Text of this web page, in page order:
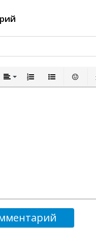
Выравнивание
Нумерованный